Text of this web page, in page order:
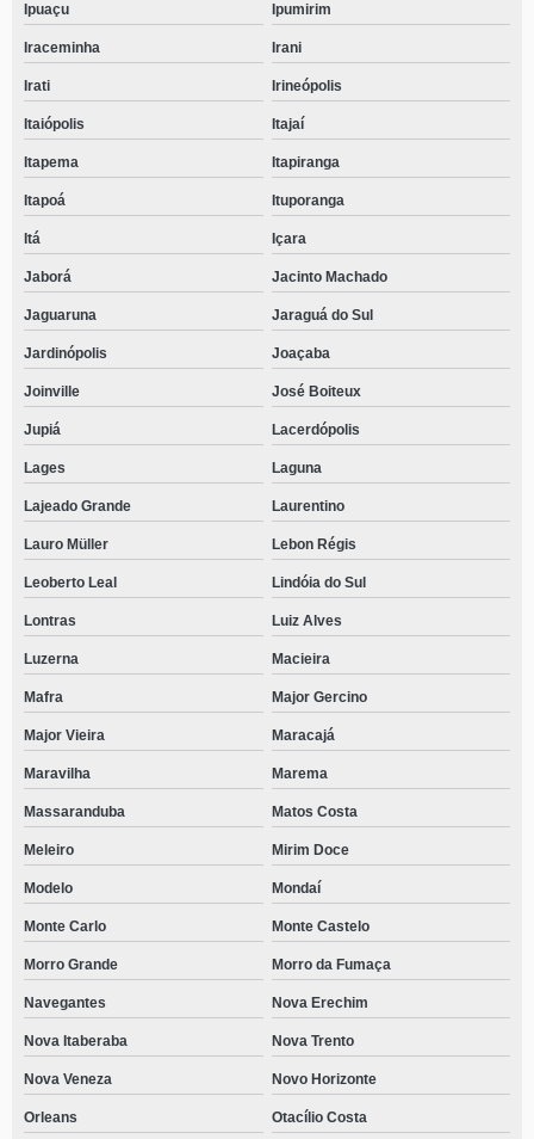
Ipuaçu Ipumirim
Iraceminha Irani
Irati Irineópolis
Itaiópolis Itajaí
Itapema Itapiranga
Itapoá Ituporanga
Itá Içara
Jaborá Jacinto Machado
Jaguaruna Jaraguá do Sul
Jardinópolis Joaçaba
Joinville José Boiteux
Jupiá Lacerdópolis
Lages Laguna
Lajeado Grande Laurentino
Lauro Müller Lebon Régis
Leoberto Leal Lindóia do Sul
Lontras Luiz Alves
Luzerna Macieira
Mafra Major Gercino
Major Vieira Maracajá
Maravilha Marema
Massaranduba Matos Costa
Meleiro Mirim Doce
Modelo Mondaí
Monte Carlo Monte Castelo
Morro Grande Morro da Fumaça
Navegantes Nova Erechim
Nova Itaberaba Nova Trento
Nova Veneza Novo Horizonte
Orleans Otacílio Costa